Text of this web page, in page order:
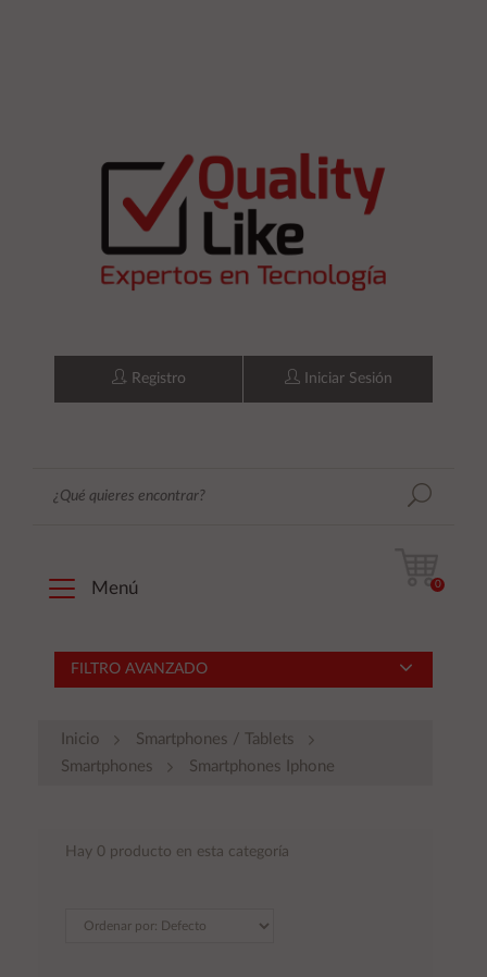
Registro Iniciar Sesión
Menú 0
FILTRO AVANZADO
Inicio
Smartphones / Tablets
Smartphones
Smartphones Iphone
Hay 0 producto en esta categoría